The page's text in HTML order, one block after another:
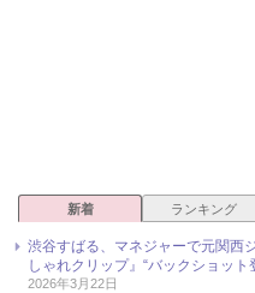
新着 ランキング
渋谷すばる、マネジャーで元関西
しゃれクリップ』“バックショット
2026年3月22日